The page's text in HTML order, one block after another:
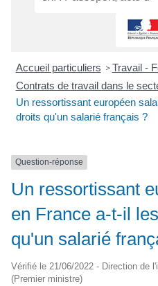
Accueil particuliers > Travail -
Contrats de travail dans le
Un ressortissant européen
droits qu'un salarié français ?
Question-réponse
Un ressortissant
en France a-t-il
qu'un salarié
Vérifié le 21/06/2022 - Direction de
(Premier ministre)